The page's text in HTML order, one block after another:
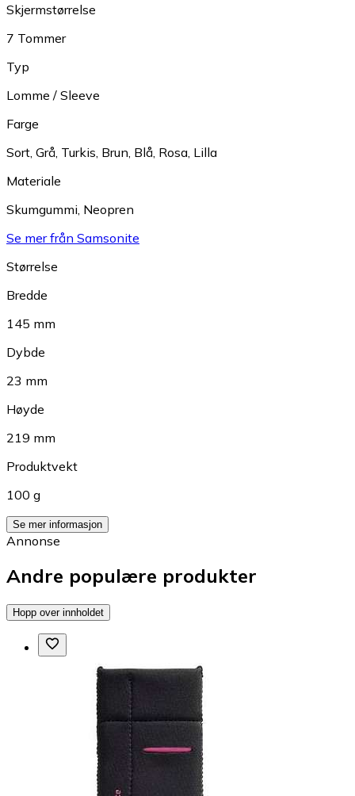
Skjermstørrelse
7 Tommer
Typ
Lomme / Sleeve
Farge
Sort Grå Turkis Brun Blå Rosa Lilla
Materiale
Skumgummi Neopren
Se mer från Samsonite
Størrelse
Bredde
145 mm
Dybde
23 mm
Høyde
219 mm
Produktvekt
100 g
Se mer informasjon
Annonse
Andre populære produkter
Hopp over innholdet